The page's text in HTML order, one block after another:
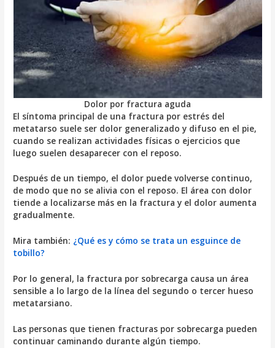
Dolor por fractura aguda
El síntoma principal de una fractura por estrés del
metatarso suele ser dolor generalizado y difuso en el pie,
cuando se realizan actividades físicas o ejercicios que
luego suelen desaparecer con el reposo.
Después de un tiempo, el dolor puede volverse continuo,
de modo que no se alivia con el reposo. El área con dolor
tiende a localizarse más en la fractura y el dolor aumenta
gradualmente.
Mira también: ¿Qué es y cómo se trata un esguince de
tobillo?
Por lo general, la fractura por sobrecarga causa un área
sensible a lo largo de la línea del segundo o tercer hueso
metatarsiano.
Las personas que tienen fracturas por sobrecarga pueden
continuar caminando durante algún tiempo.